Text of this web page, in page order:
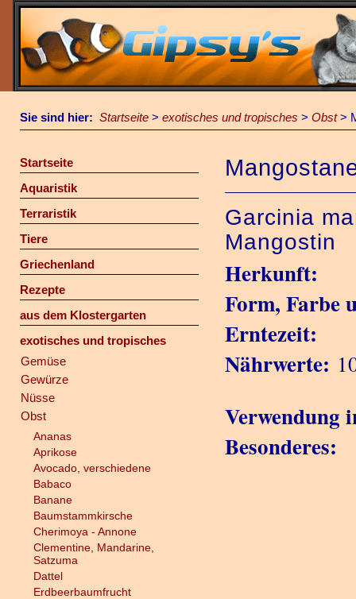
Sie sind hier: Startseite > exotisches und tropisches > Obst>
Startseite
Aquaristik
Terraristik
Tiere
Griechenland
Rezepte
aus dem Klostergarten
exotisches und tropisches
Gemüse
Gewürze
Nüsse
Obst
Ananas
Aprikose
Avocado, verschiedene
Babaco
Banane
Baumstammkirsche
Cherimoya - Annone
Clementine, Mandarine,
Satzuma
Dattel
Erdbeerbaumfrucht
Garcinia
Mangostin
Herkunft:
Form, Farbe
Erntezeit:
Nährwerte:
Verwendung
Besonderes: